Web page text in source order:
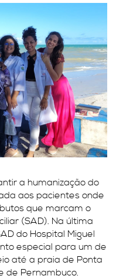
a humanização do
aos pacientes onde
que marcam o
(SAD). Na última
do Hospital Miguel
especial para um de
até a praia de Ponta
de Pernambuco.